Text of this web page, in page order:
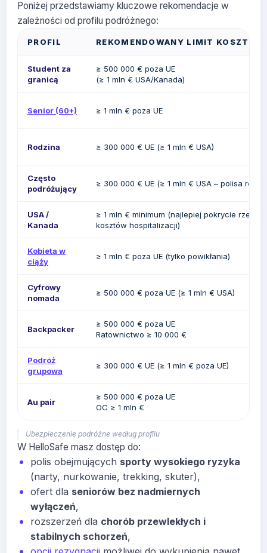
Poniżej przedstawiamy kluczowe rekomendacje w
zależności od profilu podróżnego:
PROFIL REKOMENDOWANY LIMIT KOSZTÓW
Student za
granicą
≥ 500 000 € poza UE
(≥ 1 mln € USA/Kanada)
Senior (60+) ≥ 1 mln € poza UE
Rodzina ≥ 300 000 € UE (≥ 1 mln € USA)
Często
podróżujący
≥ 300 000 € UE (≥ 1 mln € USA – polisa
USA/
Kanada
≥ 1 mln € minimum (najlepiej pokrycie
kosztów hospitalizacji)
Kobieta w
ciąży
≥ 1 mln € poza UE (tylko powikłania)
Cyfrowy
nomada
≥ 500 000 € poza UE (≥ 1 mln € USA)
Backpacker
≥ 500 000 € poza UE
Ratownictwo ≥ 10 000 €
Podróż
grupowa
≥ 300 000 € UE (≥ 1 mln € poza UE)
Au pair
≥ 500 000 € poza UE
OC ≥ 1 mln €
Ubezpieczenie podróżne według profilu
W HelloSafe masz dostęp do:
polis obejmujących sporty wysokiego ryzyka
(narty, nurkowanie, trekking, skuter),
ofert dla seniorów bez nadmiernych
wyłączeń,
rozszerzeń dla chorób przewlekłych i
stabilnych schorzeń,